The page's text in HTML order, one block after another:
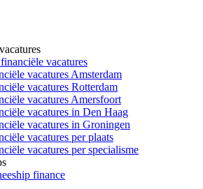
vacatures
vacatures Amsterdam
vacatures Rotterdam
vacatures Amersfoort
vacatures in Den Haag
vacatures in Groningen
vacatures per plaats
vacatures per specialisme
finance